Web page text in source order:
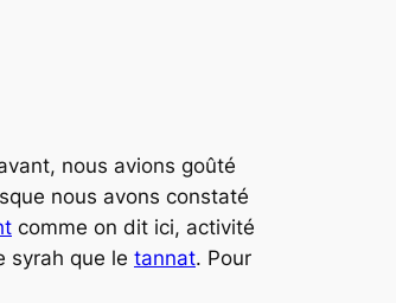
nous avions goûté
nous avons constaté
comme on dit ici, activité
syrah que le tannat. Pour